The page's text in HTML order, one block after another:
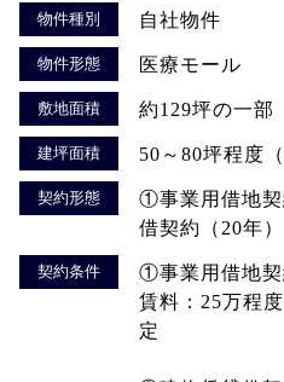
物件種別 自社物件
物件形態 医療モール
敷地面積 約129坪の一部
建坪面積 50～80坪程度
契約形態
①事業用借地
借契約（20年）
契約条件
①事業用借地契
賃料：25万程
定